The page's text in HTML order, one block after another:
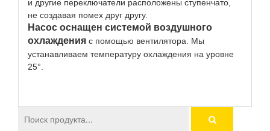
и другие переключатели расположены ступенчато,
не создавая помех друг другу.
Насос оснащен системой воздушного
охлаждения с помощью вентилятора. Мы
устанавливаем температуру охлаждения на уровне
25°.